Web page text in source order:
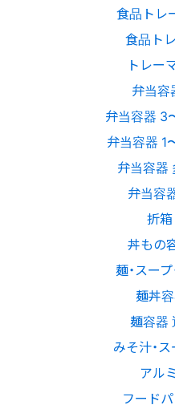
食品トレ
食品トレ
トレー
弁当容
弁当容器 3
弁当容器 1
弁当容器
弁当容
折箱
丼もの
麺・スープ
麺丼容
麺容器
みそ汁・ス
アル
フードパ